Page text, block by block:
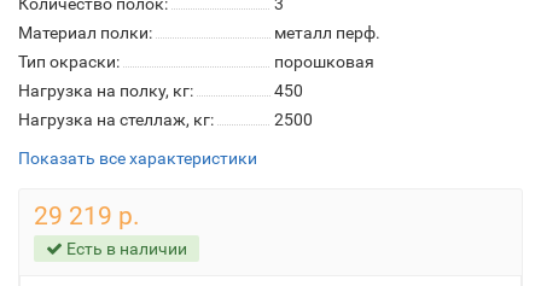
Материал полки:
металл перф.
Тип окраски:
порошковая
Нагрузка на полку, кг:
450
Нагрузка на стеллаж, кг:
2500
Показать все характеристики
29 219 р.
Есть в наличии